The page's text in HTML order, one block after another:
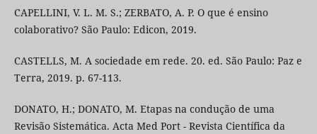
CAPELLINI, V. L. M. S.; ZERBATO, A. P. O que é ensino
colaborativo? São Paulo: Edicon, 2019.
CASTELLS, M. A sociedade em rede. 20. ed. São Paulo: Paz e
Terra, 2019. p. 67-113.
DONATO, H.; DONATO, M. Etapas na condução de uma
Revisão Sistemática. Acta Med Port - Revista Científica da